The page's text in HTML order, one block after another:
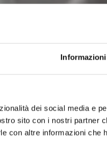
dei social media e
sito con i nostri partner
con altre informazioni che
you